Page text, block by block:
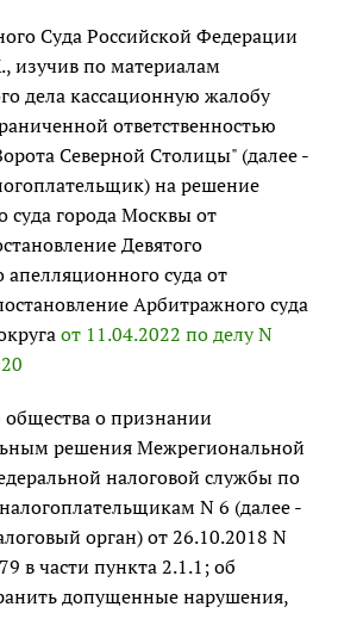
Суда Российской Федерации
изучив по материалам
дела кассационную жалобу
ответственностью
Северной Столицы" (далее -
на решение
суда города Москвы от
Девятого
апелляционного суда от
Арбитражного суда
от 11.04.2022 по делу N
о признании
решения Межрегиональной
налоговой службы по
N 6 (далее -
орган) от 26.10.2018 N
в части пункта 2.1.1; об
допущенные нарушения,